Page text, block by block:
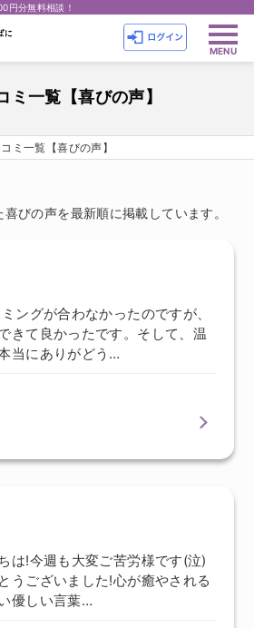
円分無料相談！
ミ一覧【喜びの声】
ミ一覧【喜びの声】
びの声を最新順に掲載しています。
ングが合わなかったのですが、
きて良かったです。そして、温
当にありがどう…
は!今週も大変ご苦労様です(泣)
うございました!心が癒やされる
優しい言葉…